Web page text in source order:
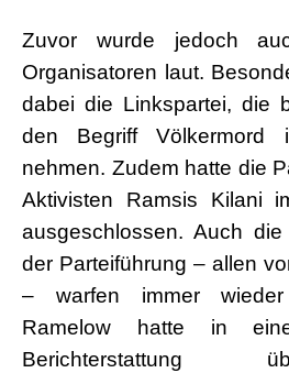
Zuvor wurde jedoch
Organisatoren laut.
dabei die Linkspartei, die
den Begriff
nehmen. Zudem hatte die
Aktivisten Ramsis Kilani
ausgeschlossen. Auch
der Parteiführung – allen
– warfen immer
Ramelow hatte in
Berichterstattung